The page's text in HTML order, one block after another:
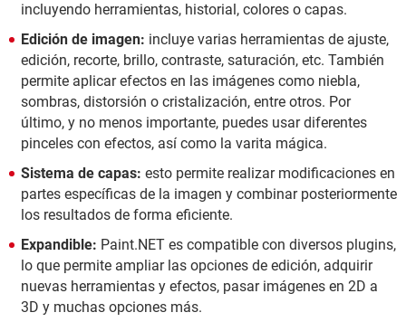
incluyendo herramientas, historial, colores o capas.
Edición de imagen: incluye varias herramientas de ajuste,
edición, recorte, brillo, contraste, saturación, etc. También
permite aplicar efectos en las imágenes como niebla,
sombras, distorsión o cristalización, entre otros. Por
último, y no menos importante, puedes usar diferentes
pinceles con efectos, así como la varita mágica.
Sistema de capas: esto permite realizar modificaciones en
partes específicas de la imagen y combinar posteriormente
los resultados de forma eficiente.
Expandible: Paint.NET es compatible con diversos plugins,
lo que permite ampliar las opciones de edición, adquirir
nuevas herramientas y efectos, pasar imágenes en 2D a
3D y muchas opciones más.